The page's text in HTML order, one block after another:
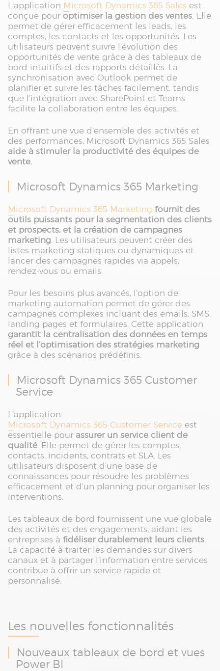
L’application Microsoft Dynamics 365 Sales est
conçue pour optimiser la gestion des ventes. Elle
permet de gérer efficacement les leads, les
comptes, les contacts et les opportunités. Les
utilisateurs peuvent suivre l’évolution des
opportunités de vente grâce à des tableaux de
bord intuitifs et des rapports détaillés. La
synchronisation avec Outlook permet de
planifier et suivre les tâches facilement, tandis
que l’intégration avec SharePoint et Teams
facilite la collaboration entre les équipes.
En offrant une vue d’ensemble des activités et
des performances, Microsoft Dynamics 365 Sales
aide à stimuler la productivité des équipes de
vente.
Microsoft Dynamics 365 Marketing
Microsoft Dynamics 365 Marketing fournit des
outils puissants pour la segmentation des clients
et prospects, et la création de campagnes
marketing. Les utilisateurs peuvent créer des
listes marketing statiques ou dynamiques et
lancer des campagnes rapides via appels,
rendez-vous ou emails.
Pour les besoins plus avancés, l’option de
marketing automation permet de gérer des
campagnes complexes incluant des emails, SMS,
landing pages et formulaires. Cette application
garantit la centralisation des données en temps
réel et l’optimisation des stratégies marketing
grâce à des scénarios prédéfinis.
Microsoft Dynamics 365 Customer
Service
L’application
Microsoft Dynamics 365 Customer Service est
essentielle pour assurer un service client de
qualité. Elle permet de gérer les comptes,
contacts, incidents, contrats et SLA. Les
utilisateurs disposent d’une base de
connaissances pour résoudre les problèmes
efficacement et d’un planning pour organiser les
interventions.
Les tableaux de bord fournissent une vue globale
des activités et des engagements, aidant les
entreprises à fidéliser durablement leurs clients.
La capacité à traiter les demandes sur divers
canaux et à partager l’information entre services
contribue à offrir un service rapide et
personnalisé.
Les nouvelles fonctionnalités
Nouveaux tableaux de bord et vues
Power BI